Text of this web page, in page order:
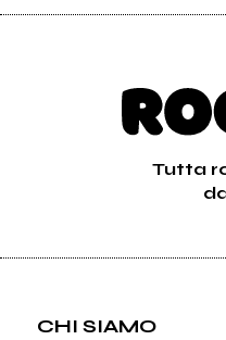
Tutta
CHI SIAMO